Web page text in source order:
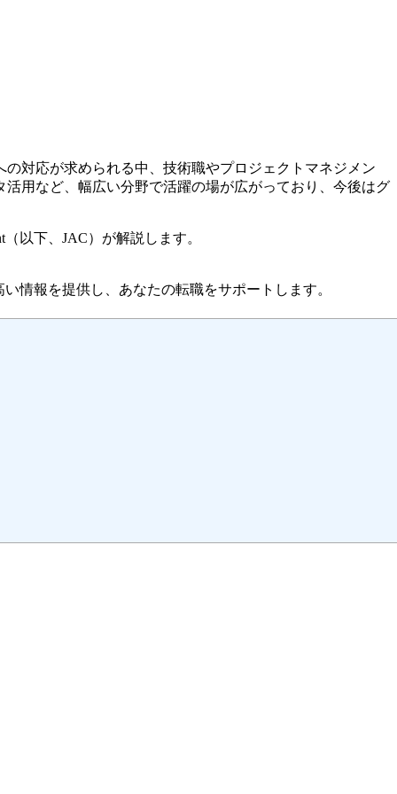
対応が求められる中、技術職やプロジェクトマネジメン
用など、幅広い分野で活躍の場が広がっており、今後はグ
以下、JAC）が解説します。
情報を提供し、あなたの転職をサポートします。